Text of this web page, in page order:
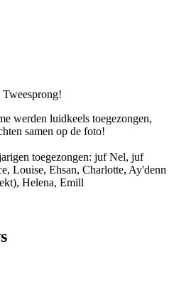
werden luidkeels toegezongen,
samen op de foto!
toegezongen: juf Nel, juf
Louise, Ehsan, Charlotte, Ay'denn
Helena, Emill